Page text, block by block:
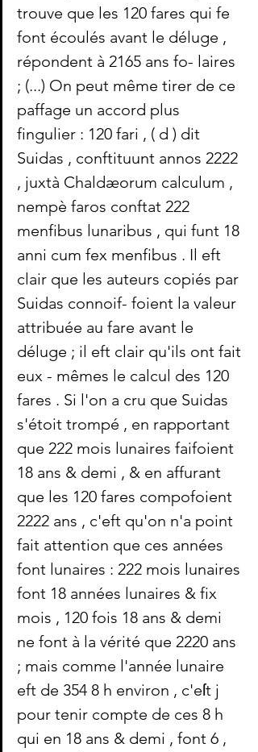
trouve que les 120 fares qui fe
font écoulés avant le déluge ,
répondent à 2165 ans fo- laires
; (...) On peut même tirer de ce
paffage un accord plus
fingulier : 120 fari , ( d ) dit
Suidas , conftituunt annos 2222
, juxtà Chaldæorum calculum ,
nempè faros conftat 222
menfibus lunaribus , qui funt 18
anni cum fex menfibus . Il eft
clair que les auteurs copiés par
Suidas connoif- foient la valeur
attribuée au fare avant le
déluge ; il eft clair qu'ils ont fait
eux - mêmes le calcul des 120
fares . Si l'on a cru que Suidas
s'étoit trompé , en rapportant
que 222 mois lunaires faifoient
18 ans & demi , & en affurant
que les 120 fares compofoient
2222 ans , c'eft qu'on n'a point
fait attention que ces années
font lunaires : 222 mois lunaires
font 18 années lunaires & fix
mois , 120 fois 18 ans & demi
ne font à la vérité que 2220 ans
; mais comme l'année lunaire
eft de 354 8 h environ , c'eſt j
pour tenir compte de ces 8 h
qui en 18 ans & demi , font 6 ,